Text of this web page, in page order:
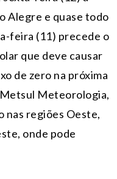
Alegre e quase todo
feira (11) precede o
que deve causar
de zero na próxima
Meteorologia,
nas regiões Oeste,
onde pode